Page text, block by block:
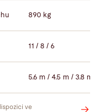
890 kg
11 / 8 / 6
5.6 m / 4.5 m / 3.8 m
ve